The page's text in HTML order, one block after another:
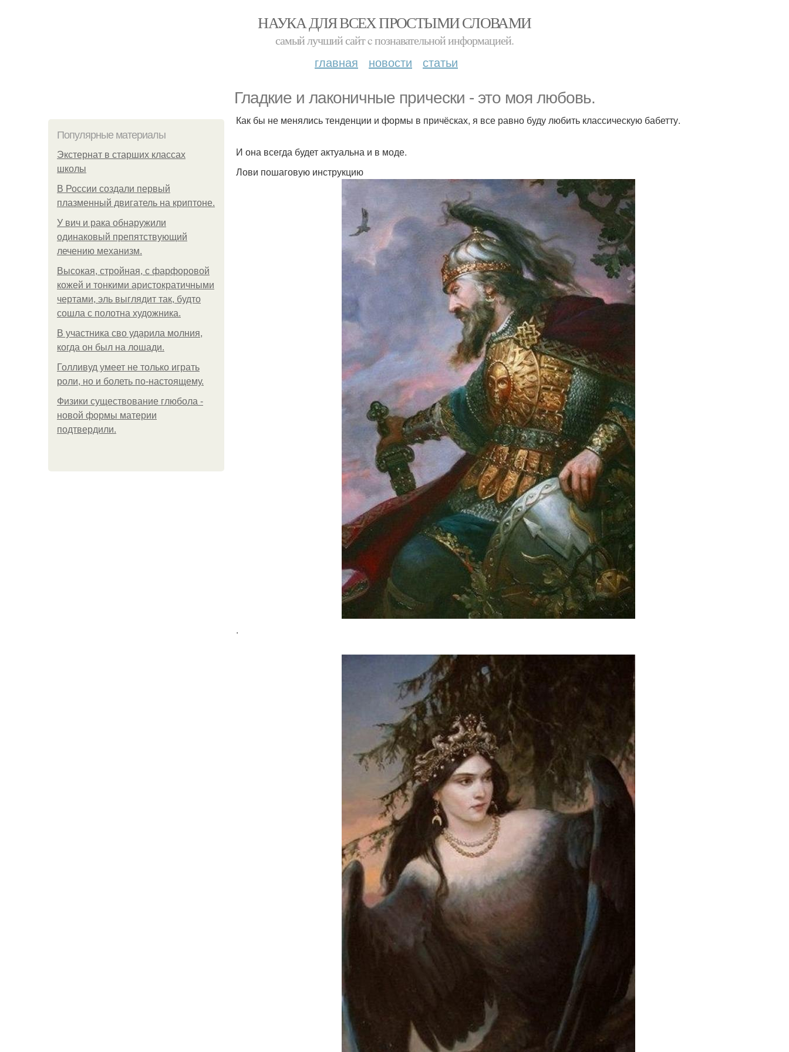
НАУКА ДЛЯ ВСЕХ ПРОСТЫМИ СЛОВАМИ
самый лучший сайт c познавательной информацией.
главная новости статьи
Гладкие и лаконичные прически - это моя любовь.
Популярные материалы
Экстернат в старших классах
школы
В России создали первый
плазменный двигатель на криптоне.
У вич и рака обнаружили
одинаковый препятствующий
лечению механизм.
Высокая, стройная, с фарфоровой
кожей и тонкими аристократичными
чертами, эль выглядит так, будто
сошла с полотна художника.
В участника сво ударила молния,
когда он был на лошади.
Голливуд умеет не только играть
роли, но и болеть по-настоящему.
Физики существование глюбола -
новой формы материи
подтвердили.
Как бы не менялись тенденции и формы в причёсках, я все равно буду любить классическую бабетту.
И она всегда будет актуальна и в моде.
Лови пошаговую инструкцию
.